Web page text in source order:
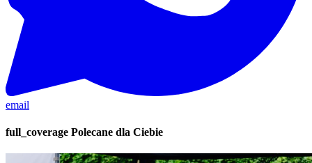
email
full_coverage Polecane dla Ciebie